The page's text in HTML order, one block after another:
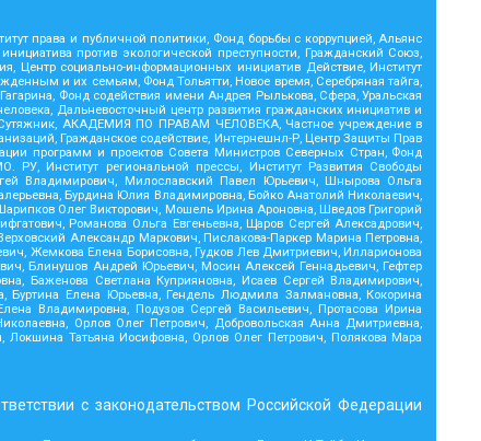
права и публичной политики, Фонд борьбы с коррупцией, Альянс
против экологической преступности, Гражданский Союз,
Центр социально-информационных инициатив Действие, Институт
и их семьям, Фонд Тольятти, Новое время, Серебряная тайга,
Фонд содействия имени Андрея Рылькова, Сфера, Уральская
Дальневосточный центр развития гражданских инициатив и
Сутяжник, АКАДЕМИЯ ПО ПРАВАМ ЧЕЛОВЕКА, Частное учреждение в
Гражданское содействие, Интернешнл-Р, Центр Защиты Прав
программ и проектов Совета Министров Северных Стран, Фонд
Институт региональной прессы, Институт Развития Свободы
Владимирович, Милославский Павел Юрьевич, Шнырова Ольга
Бурдина Юлия Владимировна, Бойко Анатолий Николаевич,
Олег Викторович, Мошель Ирина Ароновна, Шведов Григорий
Романова Ольга Евгеньевна, Щаров Сергей Алексадрович,
Александр Маркович, Пислакова-Паркер Марина Петровна,
Жемкова Елена Борисовна, Гудков Лев Дмитриевич, Илларионова
Блинушов Андрей Юрьевич, Мосин Алексей Геннадьевич, Гефтер
Баженова Светлана Куприяновна, Исаев Сергей Владимирович,
Буртина Елена Юрьевна, Гендель Людмила Залмановна, Кокорина
Владимировна, Подузов Сергей Васильевич, Протасова Ирина
Орлов Олег Петрович, Добровольская Анна Дмитриевна,
Татьяна Иосифовна, Орлов Олег Петрович, Полякова Мара
с законодательством Российской Федерации